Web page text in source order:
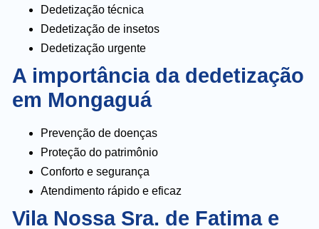
Dedetização técnica
Dedetização de insetos
Dedetização urgente
A importância da dedetização
em Mongaguá
Prevenção de doenças
Proteção do patrimônio
Conforto e segurança
Atendimento rápido e eficaz
Vila Nossa Sra. de Fatima e